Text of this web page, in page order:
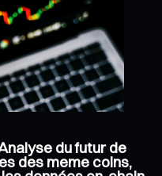
du futur de
des meme coins,